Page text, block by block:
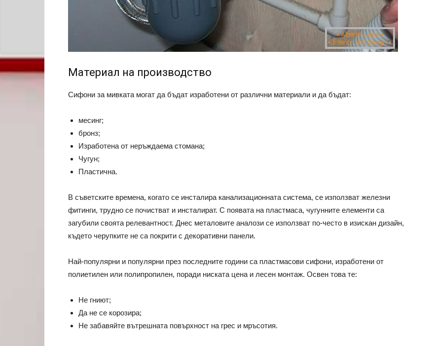
Материал на производство
Сифони за мивката могат да бъдат изработени от различни материали и да бъдат:
месинг;
бронз;
Изработена от неръждаема стомана;
Чугун;
Пластична.
В съветските времена, когато се инсталира канализационната система, се използват железни
фитинги, трудно се почистват и инсталират. С появата на пластмаса, чугунните елементи са
загубили своята релевантност. Днес металовите аналози се използват по-често в изискан дизайн,
където черупките не са покрити с декоративни панели.
Най-популярни и популярни през последните години са пластмасови сифони, изработени от
полиетилен или полипропилен, поради ниската цена и лесен монтаж. Освен това те:
Не гниют;
Да не се корозира;
Не забавяйте вътрешната повърхност на грес и мръсотия.